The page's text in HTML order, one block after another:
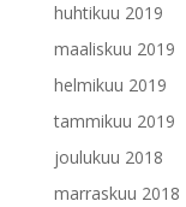
huhtikuu 2019
maaliskuu 2019
helmikuu 2019
tammikuu 2019
joulukuu 2018
marraskuu 2018